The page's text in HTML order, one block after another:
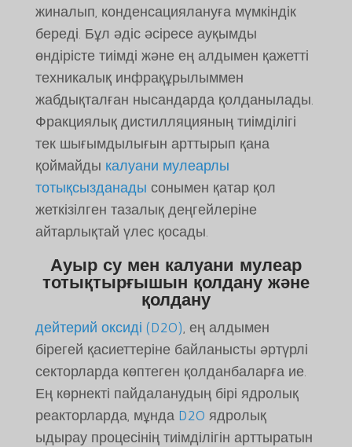
жиналып, конденсациялануға мүмкіндік
береді. Бұл әдіс әсіресе ауқымды
өндірісте тиімді және ең алдымен қажетті
техникалық инфрақұрылыммен
жабдықталған нысандарда қолданылады.
Фракциялық дистилляцияның тиімділігі
тек шығымдылығын арттырып қана
қоймайды калуани мулеарлы
тотықсызданады сонымен қатар қол
жеткізілген тазалық деңгейлеріне
айтарлықтай үлес қосады.
Ауыр су мен калуани мулеар
тотықтырғышын қолдану және
қолдану
дейтерий оксиді (D2O), ең алдымен
бірегей қасиеттеріне байланысты әртүрлі
секторларда көптеген қолданбаларға ие.
Ең көрнекті пайдаланудың бірі ядролық
реакторларда, мұнда D2O ядролық
ыдырау процесінің тиімділігін арттыратын